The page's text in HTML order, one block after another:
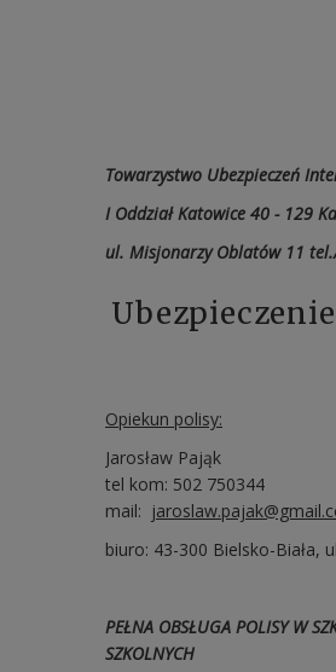
Towarzystwo Ubezpieczeń
I Oddział Katowice 40 - 129
ul. Misjonarzy Oblatów 11
Opiekun polisy:
Jarosław Pająk
tel kom: 502 750344
mail:
biuro: 43-300 Bielsko-Biała,
PEŁNA OBSŁUGA POLISY W
SZKOLNYCH